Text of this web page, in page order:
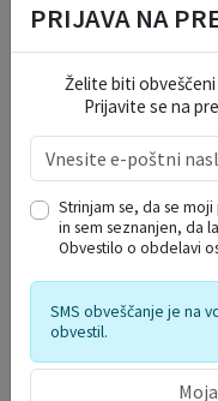
po
to
27 28
3
4 5
10
11
17
18
24
25
PRIJAVA NA
Želite biti
Prijavite se na
Strinjam se, da se
in sem seznanjen, da
Obvestilo o obdelavi
SMS obveščanje je na
obvestil.